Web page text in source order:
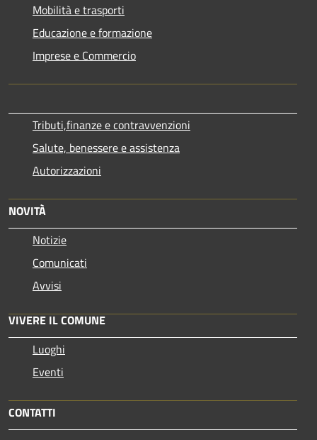
Mobilità e trasporti
Educazione e formazione
Imprese e Commercio
Tributi,finanze e contravvenzioni
Salute, benessere e assistenza
Autorizzazioni
NOVITÀ
Notizie
Comunicati
Avvisi
VIVERE IL COMUNE
Luoghi
Eventi
CONTATTI